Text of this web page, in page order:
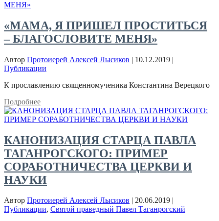
«МАМА, Я ПРИШЕЛ ПРОСТИТЬСЯ
– БЛАГОСЛОВИТЕ МЕНЯ»
Автор Протоиерей Алексей Лысиков | 10.12.2019 |
Публикации
К прославлению священномученика Константина Верецкого
Подробнее
КАНОНИЗАЦИЯ СТАРЦА ПАВЛА
ТАГАНРОГСКОГО: ПРИМЕР
СОРАБОТНИЧЕСТВА ЦЕРКВИ И
НАУКИ
Автор Протоиерей Алексей Лысиков | 20.06.2019 |
Публикации, Святой праведный Павел Таганрогский